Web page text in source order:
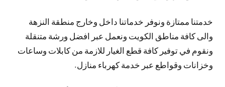
خدمتنا ممتازة ونوفر خدماتنا داخل وخارج منطقة النزهة
والى كافة مناطق الكويت ونعمل عبر افضل ورشة متنقلة
ونقوم في توفير كافة قطع الغيار للازمة من كابلات وساعات
وخزانات وقواطع عبر خدمة كهرباء منازل.